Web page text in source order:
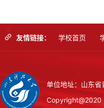
友情链接： 学校首页
单位地址：山东
Copyright@2020